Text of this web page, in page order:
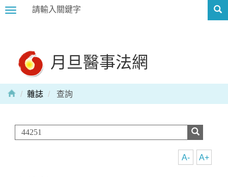
Toggle
月旦醫事法網
雜誌 查詢
A+
A-